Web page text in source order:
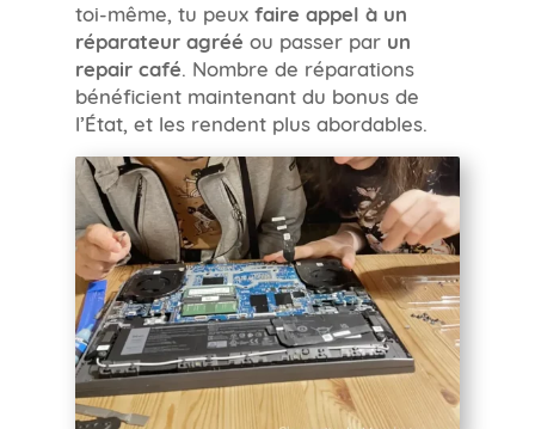
toi-même, tu peux faire appel à un
réparateur agréé ou passer par un
repair café. Nombre de réparations
bénéficient maintenant du bonus de
l’État, et les rendent plus abordables.